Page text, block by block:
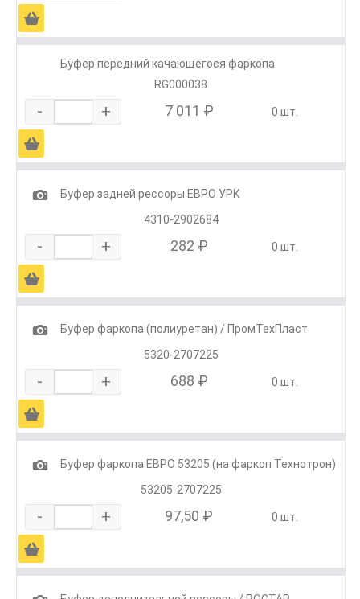
Ä
Буфер передний качающегося фаркопа
RG000038
- + 7 011 ₽ 0 шт.
Ä
1
Буфер задней рессоры ЕВРО УРК
4310-2902684
- + 282 ₽ 0 шт.
Ä
1
Буфер фаркопа (полиуретан) / ПромТехПласт
5320-2707225
- + 688 ₽ 0 шт.
Ä
1
Буфер фаркопа ЕВРО 53205 (на фаркоп Технотрон)
53205-2707225
- + 97,50 ₽ 0 шт.
Ä